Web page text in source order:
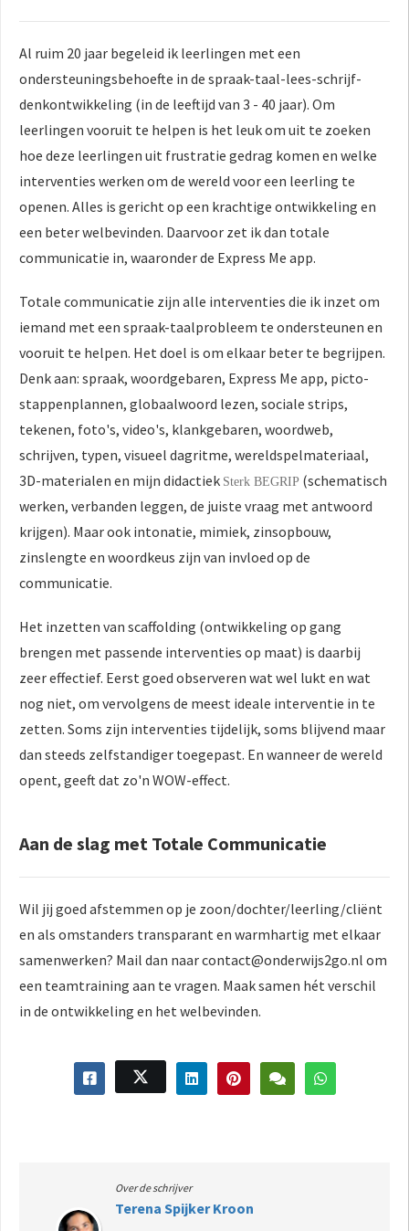
Al ruim 20 jaar begeleid ik leerlingen met een
ondersteuningsbehoefte in de spraak-taal-lees-schrijf-
denkontwikkeling (in de leeftijd van 3 - 40 jaar). Om
leerlingen vooruit te helpen is het leuk om uit te zoeken
hoe deze leerlingen uit frustratie gedrag komen en welke
interventies werken om de wereld voor een leerling te
openen. Alles is gericht op een krachtige ontwikkeling en
een beter welbevinden. Daarvoor zet ik dan totale
communicatie in, waaronder de Express Me app.
Totale communicatie zijn alle interventies die ik inzet om
iemand met een spraak-taalprobleem te ondersteunen en
vooruit te helpen. Het doel is om elkaar beter te begrijpen.
Denk aan: spraak, woordgebaren, Express Me app, picto-
stappenplannen, globaalwoord lezen, sociale strips,
tekenen, foto's, video's, klankgebaren, woordweb,
schrijven, typen, visueel dagritme, wereldspelmateriaal,
3D-materialen en mijn didactiek Sterk BEGRIP (schematisch
werken, verbanden leggen, de juiste vraag met antwoord
krijgen). Maar ook intonatie, mimiek, zinsopbouw,
zinslengte en woordkeus zijn van invloed op de
communicatie.
Het inzetten van scaffolding (ontwikkeling op gang
brengen met passende interventies op maat) is daarbij
zeer effectief. Eerst goed observeren wat wel lukt en wat
nog niet, om vervolgens de meest ideale interventie in te
zetten. Soms zijn interventies tijdelijk, soms blijvend maar
dan steeds zelfstandiger toegepast. En wanneer de wereld
opent, geeft dat zo'n WOW-effect.
Aan de slag met Totale Communicatie
Wil jij goed afstemmen op je zoon/dochter/leerling/cliënt
en als omstanders transparant en warmhartig met elkaar
samenwerken? Mail dan naar contact@onderwijs2go.nl om
een teamtraining aan te vragen. Maak samen hét verschil
in de ontwikkeling en het welbevinden.
Over de schrijver
Terena Spijker Kroon